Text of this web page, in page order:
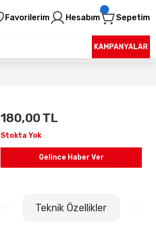
Favorilerim Hesabım Sepetim
KAMPANYALAR
180,00 TL
Stokta Yok
Gelince Haber Ver
Teknik Özellikler